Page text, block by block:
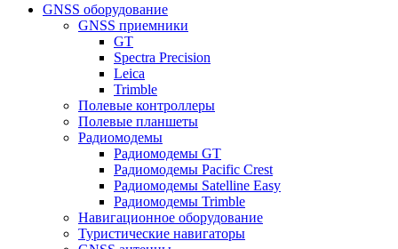
GNSS оборудование
GNSS приемники
GT
Spectra Precision
Leica
Trimble
Полевые контроллеры
Полевые планшеты
Радиомодемы
Радиомодемы GT
Радиомодемы Pacific Crest
Радиомодемы Satelline Easy
Радиомодемы Trimble
Навигационное оборудование
Туристические навигаторы